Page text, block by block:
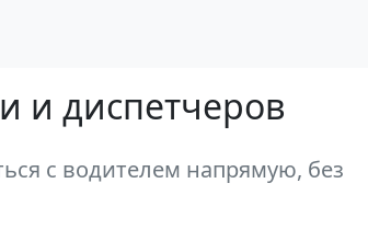
и диспетчеров
с водителем напрямую, без